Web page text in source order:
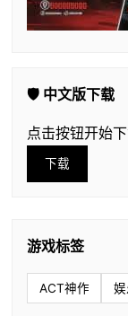
🛡️ 中文版下载
点击按钮开始
下载
游戏标签
ACT神作